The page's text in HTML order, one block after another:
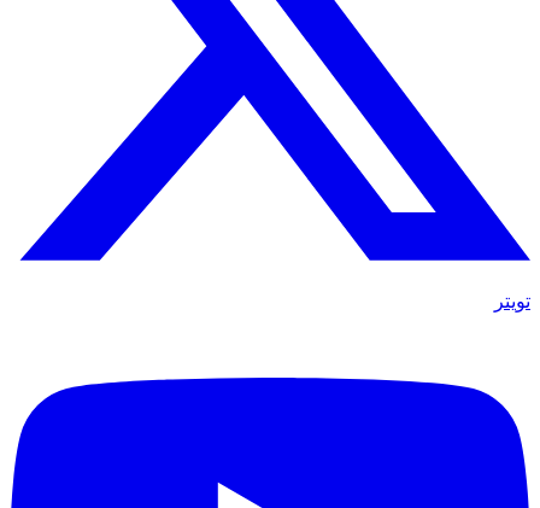
تويتر